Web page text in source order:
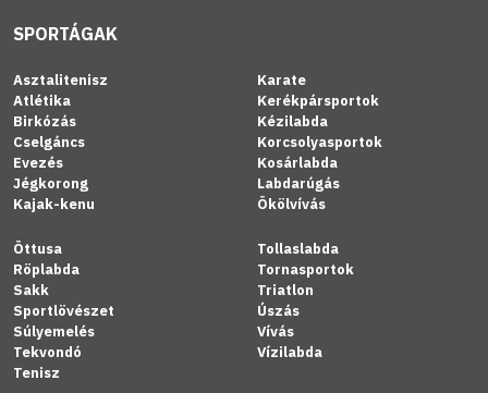
SPORTÁGAK
Asztalitenisz
Atlétika
Birkózás
Cselgáncs
Evezés
Jégkorong
Kajak-kenu
Karate
Kerékpársportok
Kézilabda
Korcsolyasportok
Kosárlabda
Labdarúgás
Ökölvívás
Öttusa
Röplabda
Sakk
Sportlövészet
Súlyemelés
Tekvondó
Tenisz
Tollaslabda
Tornasportok
Triatlon
Úszás
Vívás
Vízilabda